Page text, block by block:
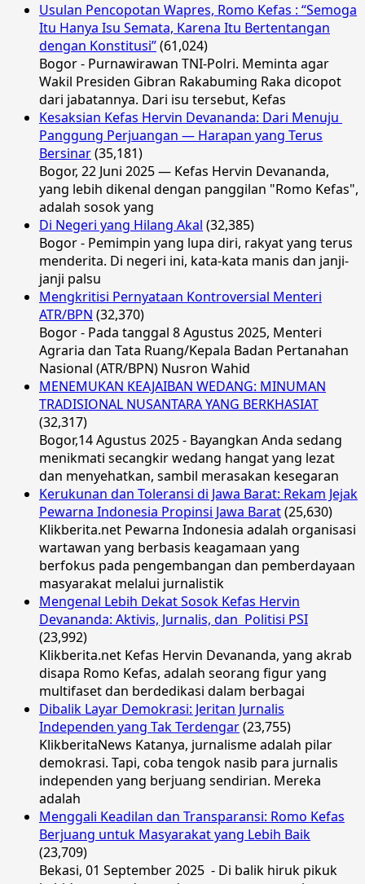
Usulan Pencopotan Wapres, Romo Kefas : “Semoga
Itu Hanya Isu Semata, Karena Itu Bertentangan
dengan Konstitusi”(61,024)
Bogor - Purnawirawan TNI-Polri. Meminta agar
Wakil Presiden Gibran Rakabuming Raka dicopot
dari jabatannya. Dari isu tersebut, Kefas
Kesaksian Kefas Hervin Devananda: Dari Menuju
Panggung Perjuangan — Harapan yang Terus
Bersinar(35,181)
Bogor, 22 Juni 2025 — Kefas Hervin Devananda,
yang lebih dikenal dengan panggilan "Romo Kefas",
adalah sosok yang
Di Negeri yang Hilang Akal (32,385)
Bogor - Pemimpin yang lupa diri, rakyat yang terus
menderita. Di negeri ini, kata-kata manis dan janji-
janji palsu
Mengkritisi Pernyataan Kontroversial Menteri
ATR/BPN (32,370)
Bogor - Pada tanggal 8 Agustus 2025, Menteri
Agraria dan Tata Ruang/Kepala Badan Pertanahan
Nasional (ATR/BPN) Nusron Wahid
MENEMUKAN KEAJAIBAN WEDANG: MINUMAN
TRADISIONAL NUSANTARA YANG BERKHASIAT
(32,317)
Bogor,14 Agustus 2025 - Bayangkan Anda sedang
menikmati secangkir wedang hangat yang lezat
dan menyehatkan, sambil merasakan kesegaran
Kerukunan dan Toleransi di Jawa Barat: Rekam Jejak
Pewarna Indonesia Propinsi Jawa Barat(25,630)
Klikberita.net Pewarna Indonesia adalah organisasi
wartawan yang berbasis keagamaan yang
berfokus pada pengembangan dan pemberdayaan
masyarakat melalui jurnalistik
Mengenal Lebih Dekat Sosok Kefas Hervin
Devananda: Aktivis, Jurnalis, dan Politisi PSI
(23,992)
Klikberita.net Kefas Hervin Devananda, yang akrab
disapa Romo Kefas, adalah seorang figur yang
multifaset dan berdedikasi dalam berbagai
Dibalik Layar Demokrasi: Jeritan Jurnalis
Independen yang Tak Terdengar(23,755)
KlikberitaNews Katanya, jurnalisme adalah pilar
demokrasi. Tapi, coba tengok nasib para jurnalis
independen yang berjuang sendirian. Mereka
adalah
Menggali Keadilan dan Transparansi: Romo Kefas
Berjuang untuk Masyarakat yang Lebih Baik
(23,709)
Bekasi, 01 September 2025 - Di balik hiruk pikuk